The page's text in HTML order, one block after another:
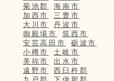
菊池郡
海南市
加西市
三豊市
大川市
丹波市
御殿場市
筑西市
安芸高田市
砺波市
小樽市
土岐市
美祢市
出水市
遠野市
西臼杵郡